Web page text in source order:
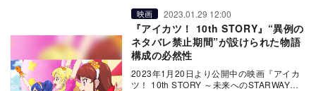
映画 2023.01.29 12:00
『アイカツ！ 10th STORY』“異例の
ネタバレ禁止期間”が設けられた物語
構成の必然性
2023年1月20日より公開中の映画『アイカ
ツ！ 10th STORY ～未来へのSTARWAY